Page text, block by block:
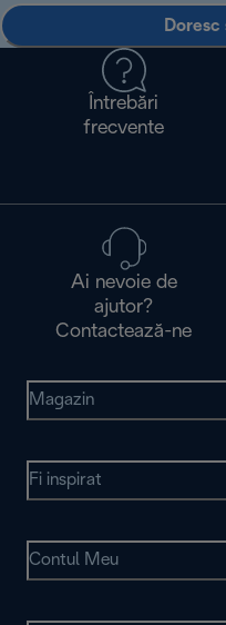
Doresc
Întrebări
frecvente
Ai nevoie de
ajutor?
Contactează-ne
Magazin
Fi inspirat
Contul Meu